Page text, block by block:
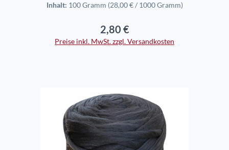
Inhalt: 100 Gramm (28,00 € / 1000 Gramm)
Regulärer Preis:
2,80 €
Preise inkl. MwSt. zzgl. Versandkosten